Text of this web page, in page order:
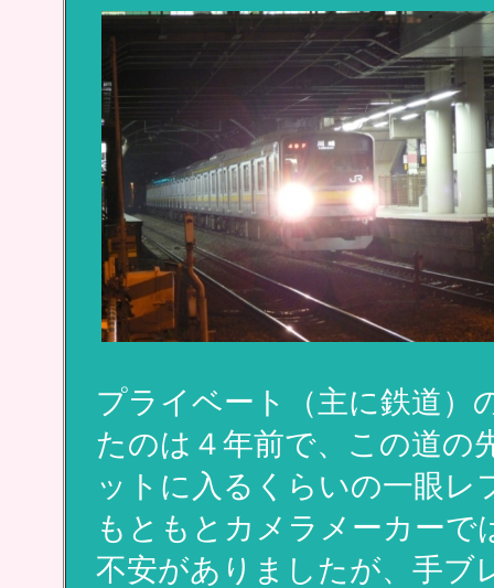
プライベート（主に鉄道）
たのは４年前で、この道の
ットに入るくらいの一眼レ
もともとカメラメーカーで
不安がありましたが、手ブ